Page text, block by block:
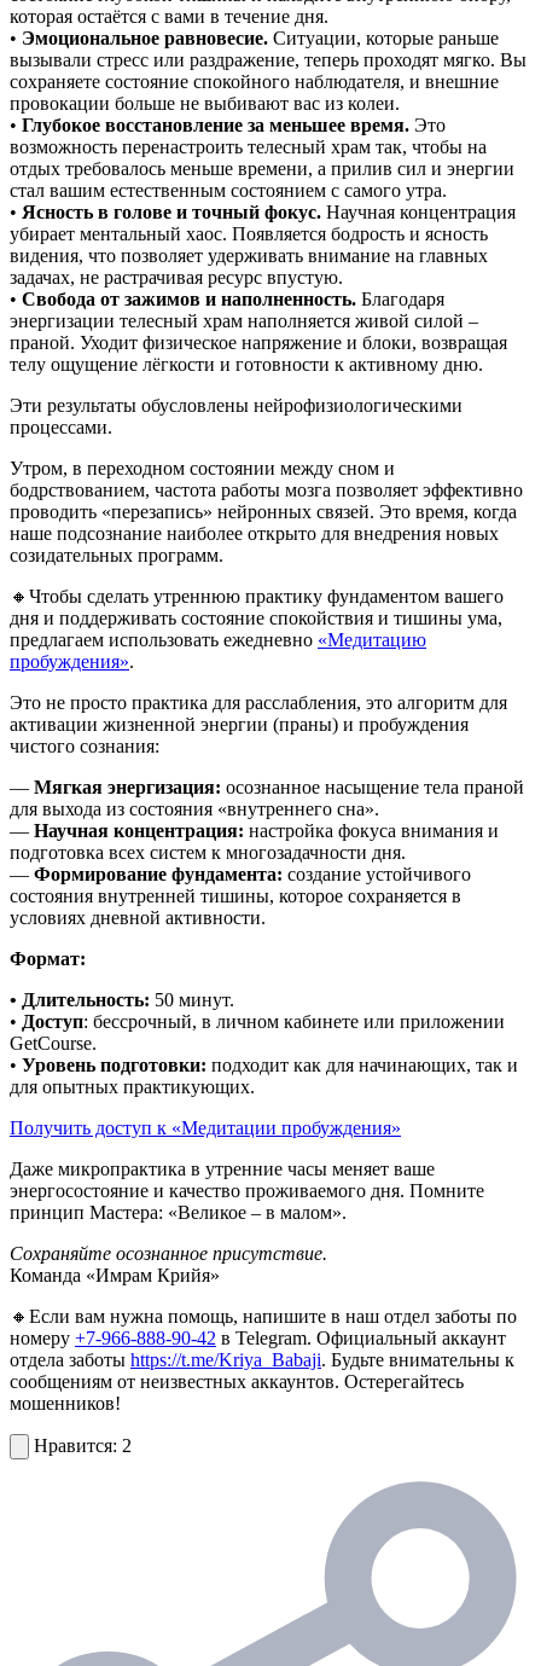
которая остаётся с вами в течение дня.
• Эмоциональное равновесие. Ситуации, которые раньше
вызывали стресс или раздражение, теперь проходят мягко. Вы
сохраняете состояние спокойного наблюдателя, и внешние
провокации больше не выбивают вас из колеи.
• Глубокое восстановление за меньшее время. Это
возможность перенастроить телесный храм так, чтобы на
отдых требовалось меньше времени, а прилив сил и энергии
стал вашим естественным состоянием с самого утра.
• Ясность в голове и точный фокус. Научная концентрация
убирает ментальный хаос. Появляется бодрость и ясность
видения, что позволяет удерживать внимание на главных
задачах, не растрачивая ресурс впустую.
• Свобода от зажимов и наполненность. Благодаря
энергизации телесный храм наполняется живой силой –
праной. Уходит физическое напряжение и блоки, возвращая
телу ощущение лёгкости и готовности к активному дню.
Эти результаты обусловлены нейрофизиологическими
процессами.
Утром, в переходном состоянии между сном и
бодрствованием, частота работы мозга позволяет эффективно
проводить «перезапись» нейронных связей. Это время, когда
наше подсознание наиболее открыто для внедрения новых
созидательных программ.
🔸Чтобы сделать утреннюю практику фундаментом вашего
дня и поддерживать состояние спокойствия и тишины ума,
предлагаем использовать ежедневно «Медитацию
пробуждения».
Это не просто практика для расслабления, это алгоритм для
активации жизненной энергии (праны) и пробуждения
чистого сознания:
— Мягкая энергизация: осознанное насыщение тела праной
для выхода из состояния «внутреннего сна».
— Научная концентрация: настройка фокуса внимания и
подготовка всех систем к многозадачности дня.
— Формирование фундамента: создание устойчивого
состояния внутренней тишины, которое сохраняется в
условиях дневной активности.
Формат:
• Длительность: 50 минут.
• Доступ: бессрочный, в личном кабинете или приложении
GetCourse.
• Уровень подготовки: подходит как для начинающих, так и
для опытных практикующих.
Получить доступ к «Медитации пробуждения»
Даже микропрактика в утренние часы меняет ваше
энергосостояние и качество проживаемого дня. Помните
принцип Мастера: «Великое – в малом».
Сохраняйте осознанное присутствие.
Команда «Имрам Крийя»
🔸Если вам нужна помощь, напишите в наш отдел заботы по
номеру +7-966-888-90-42 в Telegram. Официальный аккаунт
отдела заботы https://t.me/Kriya_Babaji. Будьте внимательны к
сообщениям от неизвестных аккаунтов. Остерегайтесь
мошенников!
2